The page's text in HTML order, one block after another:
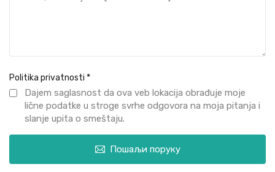
Politika privatnosti *
Dajem saglasnost da ova veb lokacija obrađuje moje
lične podatke u stroge svrhe odgovora na moja pitanja i
slanje upita o smeštaju.
Пошаљи поруку